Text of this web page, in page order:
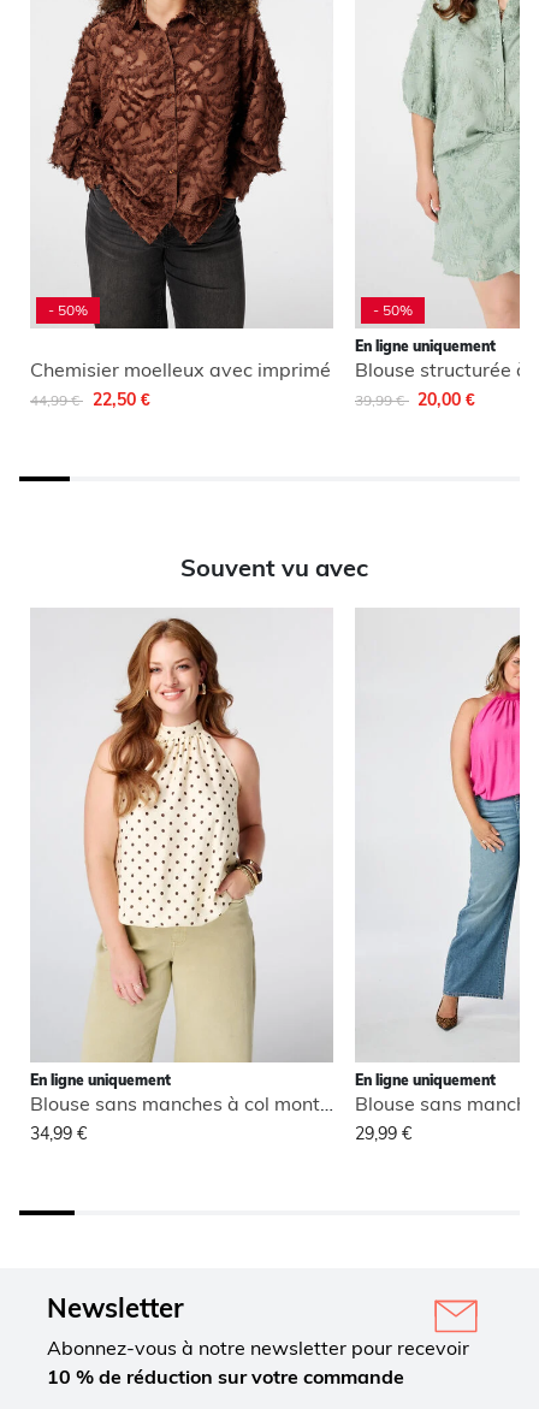
- 50%
Chemisier moelleux avec imprimé
Remise de
44,99 € 22,50 €
- 50%
En ligne uniquement
Remise de
39,99 € 20,00 €
Souvent vu avec
En ligne uniquement
Blouse sans manches à col montant
34,99 €
En ligne uniquement
29,99 €
Newsletter
Abonnez-vous à notre newsletter pour recevoir
10 % de réduction sur votre commande